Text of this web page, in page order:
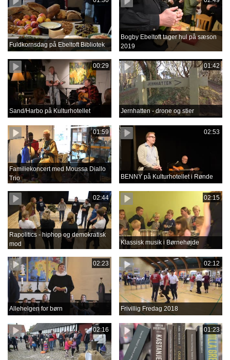
Fuldkornsdag på Ebeltoft Bibliotek
Bogby Ebeltoft tager hul på sæson
2019
00:29
Sand/Harbo på Kulturhotellet
01:42
Jernhatten - drone og stier
01:59
Familiekoncert med Moussa Diallo
Trio
02:53
BENNY på Kulturhotellet i Rønde
02:44
Rapolitics - hiphop og demokratisk
mod
02:15
Klassisk musik i Børnehøjde
02:23
Allehelgen for børn
02:12
Frivillig Fredag 2018
02:16 01:23